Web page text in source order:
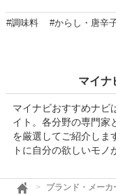
#調味料 #からし・唐辛
マイナ
マイナビおすすめナビ
イト。各分野の専門家
を厳選してご紹介しま
トに自分の欲しいモノ
ブランド・メーカ